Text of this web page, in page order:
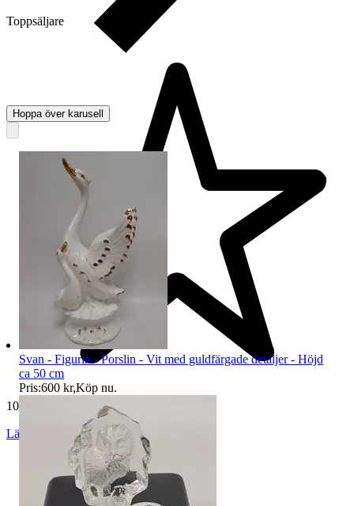
Toppsäljare
10 605 omdömen
Läs omdömen Följ
Hoppa över karusell
Svan - Figurin - Porslin - Vit med guldfärgade detaljer - Höjd
ca 50 cm
Pris:600 kr,Köp nu.